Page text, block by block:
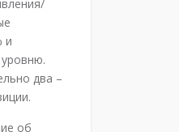
и
два –
об